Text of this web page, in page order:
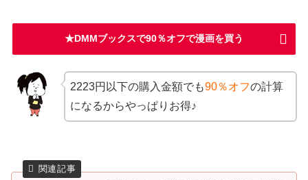
★DMMブックスで90％オフで漫画を買う
2223円以下の購入金額でも90％オフの計算
になるからやっぱりお得♪